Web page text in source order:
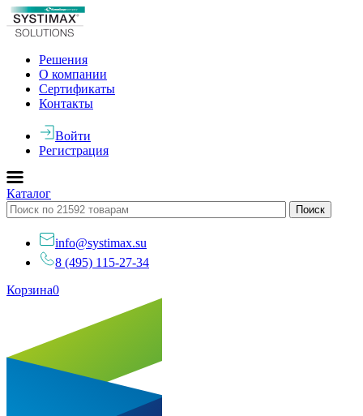
Решения
О компании
Сертификаты
Контакты
Войти
Регистрация
Каталог
info@systimax.su
8 (495) 115-27-34
Корзина0